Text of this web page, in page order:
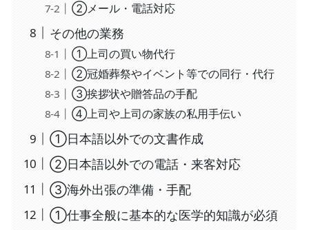
②メール・電話対応
その他の業務
①上司の買い物代行
②冠婚葬祭やイベント等での同行・代行
③挨拶状や贈答品の手配
④上司や上司の家族の私用手伝い
①日本語以外での文書作成
②日本語以外での電話・来客対応
③海外出張の準備・手配
①仕事全般に基本的な医学的知識が必須